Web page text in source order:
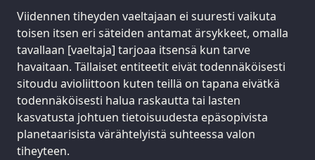
Viidennen tiheyden vaeltajaan ei suuresti vaikuta
toisen itsen eri säteiden antamat ärsykkeet, omalla
tavallaan [vaeltaja] tarjoaa itsensä kun tarve
havaitaan. Tällaiset entiteetit eivät todennäköisesti
sitoudu avioliittoon kuten teillä on tapana eivätkä
todennäköisesti halua raskautta tai lasten
kasvatusta johtuen tietoisuudesta epäsopivista
planetaarisista värähtelyistä suhteessa valon
tiheyteen.